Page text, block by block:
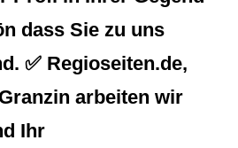
dass Sie zu uns
✅ Regioseiten.de,
arbeiten wir
Ihr